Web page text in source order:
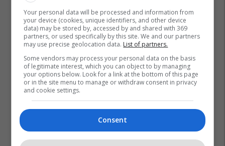
Your personal data will be processed and information from
your device (cookies, unique identifiers, and other device
data) may be stored by, accessed by and shared with 369
partners, or used specifically by this site. We and our partners
may use precise geolocation data. List of partners.
Some vendors may process your personal data on the basis
of legitimate interest, which you can object to by managing
your options below. Look for a link at the bottom of this page
or in the site menu to manage or withdraw consent in privacy
and cookie settings.
Consent